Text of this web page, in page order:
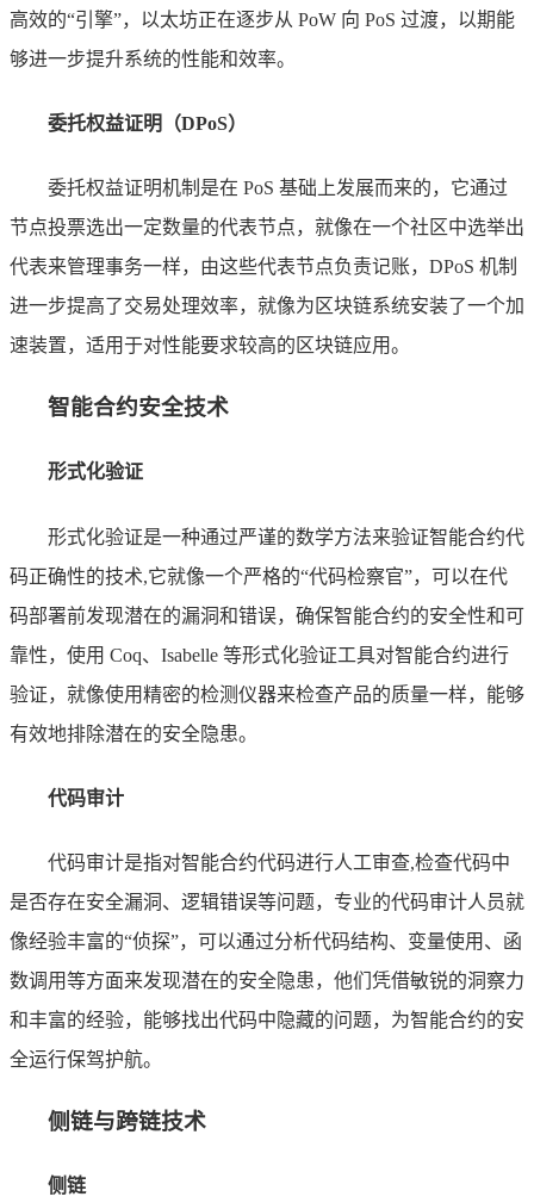
高效的“引擎”，以太坊正在逐步从 PoW 向 PoS 过渡，以期能
够进一步提升系统的性能和效率。
委托权益证明（DPoS）
委托权益证明机制是在 PoS 基础上发展而来的，它通过
节点投票选出一定数量的代表节点，就像在一个社区中选举出
代表来管理事务一样，由这些代表节点负责记账，DPoS 机制
进一步提高了交易处理效率，就像为区块链系统安装了一个加
速装置，适用于对性能要求较高的区块链应用。
智能合约安全技术
形式化验证
形式化验证是一种通过严谨的数学方法来验证智能合约代
码正确性的技术,它就像一个严格的“代码检察官”，可以在代
码部署前发现潜在的漏洞和错误，确保智能合约的安全性和可
靠性，使用 Coq、Isabelle 等形式化验证工具对智能合约进行
验证，就像使用精密的检测仪器来检查产品的质量一样，能够
有效地排除潜在的安全隐患。
代码审计
代码审计是指对智能合约代码进行人工审查,检查代码中
是否存在安全漏洞、逻辑错误等问题，专业的代码审计人员就
像经验丰富的“侦探”，可以通过分析代码结构、变量使用、函
数调用等方面来发现潜在的安全隐患，他们凭借敏锐的洞察力
和丰富的经验，能够找出代码中隐藏的问题，为智能合约的安
全运行保驾护航。
侧链与跨链技术
侧链